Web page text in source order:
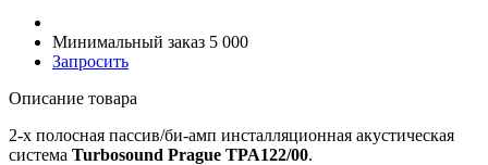
Минимальный заказ 5 000
Запросить
Описание товара
2-х полосная пассив/би-амп инсталляционная акустическая
система Turbosound Prague TPA122/00.